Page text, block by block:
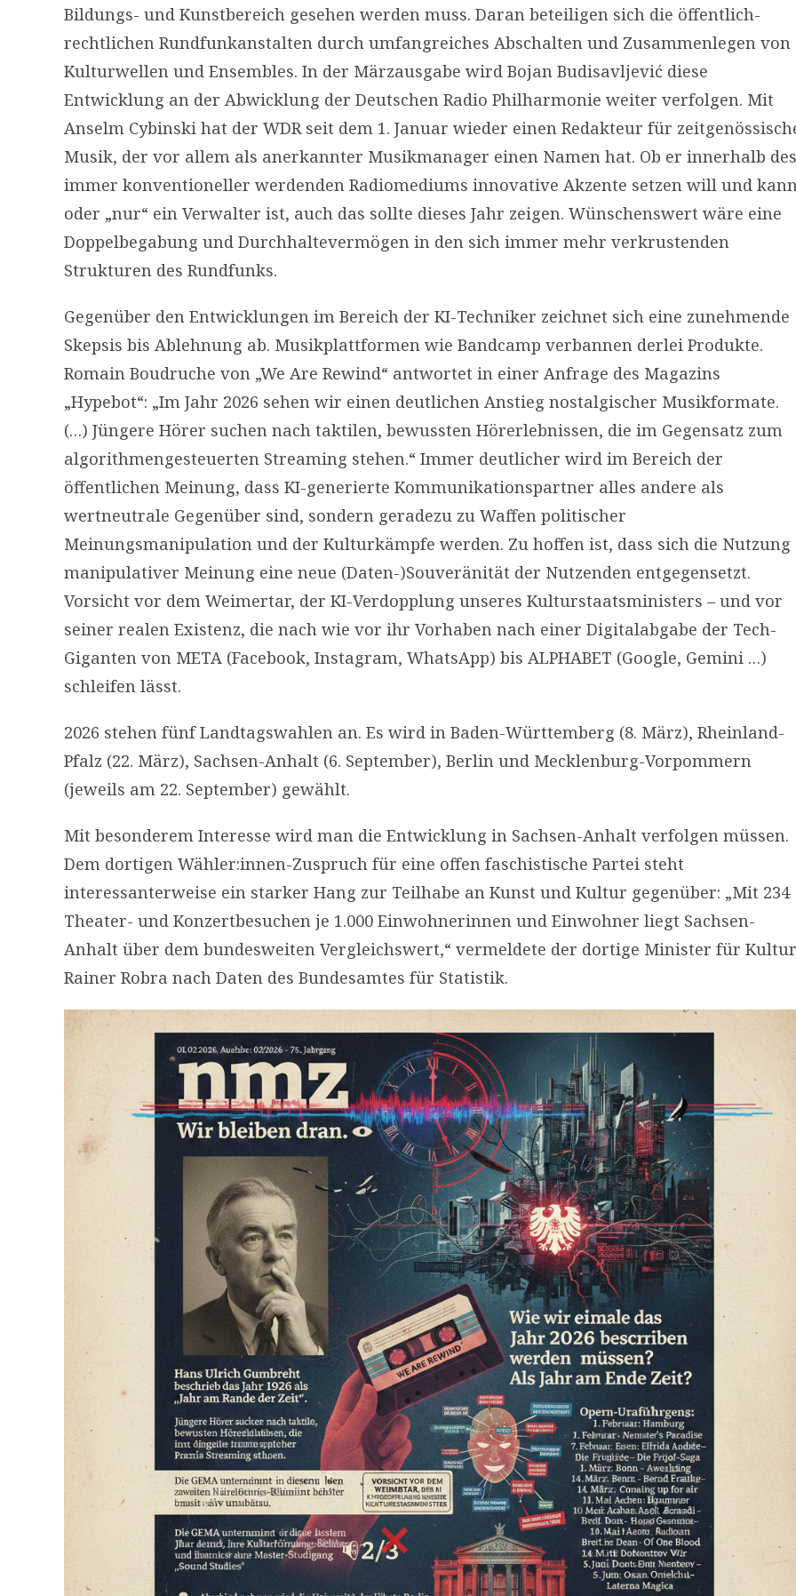
Bildungs- und Kunstbereich gesehen werden muss. Daran beteiligen sich die öffentlich-
rechtlichen Rundfunkanstalten durch umfangreiches Abschalten und Zusammenlegen von
Kulturwellen und Ensembles. In der Märzausgabe wird Bojan Budisavljević diese
Entwicklung an der Abwicklung der Deutschen Radio Philharmonie weiter verfolgen. Mit
Anselm Cybinski hat der WDR seit dem 1. Januar wieder einen Redakteur für
Musik, der vor allem als anerkannter Musikmanager einen Namen hat. Ob er innerhalb des
immer konventioneller werdenden Radiomediums innovative Akzente setzen will und
oder „nur“ ein Verwalter ist, auch das sollte dieses Jahr zeigen. Wünschenswert wäre eine
Doppelbegabung und Durchhaltevermögen in den sich immer mehr verkrustenden
Strukturen des Rundfunks.
Gegenüber den Entwicklungen im Bereich der KI-Techniker zeichnet sich eine zunehmende
Skepsis bis Ablehnung ab. Musikplattformen wie Bandcamp verbannen derlei Produkte.
Romain Boudruche von „We Are Rewind“ antwortet in einer Anfrage des Magazins
„Hypebot“: „Im Jahr 2026 sehen wir einen deutlichen Anstieg nostalgischer Musikformate.
(…) Jüngere Hörer suchen nach taktilen, bewussten Hörerlebnissen, die im Gegensatz zum
algorithmengesteuerten Streaming stehen.“ Immer deutlicher wird im Bereich der
öffentlichen Meinung, dass KI-generierte Kommunikationspartner alles andere als
wertneutrale Gegenüber sind, sondern geradezu zu Waffen politischer
Meinungsmanipulation und der Kulturkämpfe werden. Zu hoffen ist, dass sich die Nutzung
manipulativer Meinung eine neue (Daten-)Souveränität der Nutzenden entgegensetzt.
Vorsicht vor dem Weimertar, der KI-Verdopplung unseres Kulturstaatsministers – und vor
seiner realen Existenz, die nach wie vor ihr Vorhaben nach einer Digitalabgabe der Tech-
Giganten von META (Facebook, Instagram, WhatsApp) bis ALPHABET (Google, Gemini …)
schleifen lässt.
2026 stehen fünf Landtagswahlen an. Es wird in Baden-Württemberg (8. März), Rheinland-
Pfalz (22. März), Sachsen-Anhalt (6. September), Berlin und Mecklenburg-Vorpommern
(jeweils am 22. September) gewählt.
Mit besonderem Interesse wird man die Entwicklung in Sachsen-Anhalt verfolgen müssen.
Dem dortigen Wähler:innen-Zuspruch für eine offen faschistische Partei steht
interessanterweise ein starker Hang zur Teilhabe an Kunst und Kultur gegenüber: „Mit 234
Theater- und Konzertbesuchen je 1.000 Einwohnerinnen und Einwohner liegt Sachsen-
Anhalt über dem bundesweiten Vergleichswert,“ vermeldete der dortige Minister für
Rainer Robra nach Daten des Bundesamtes für Statistik.